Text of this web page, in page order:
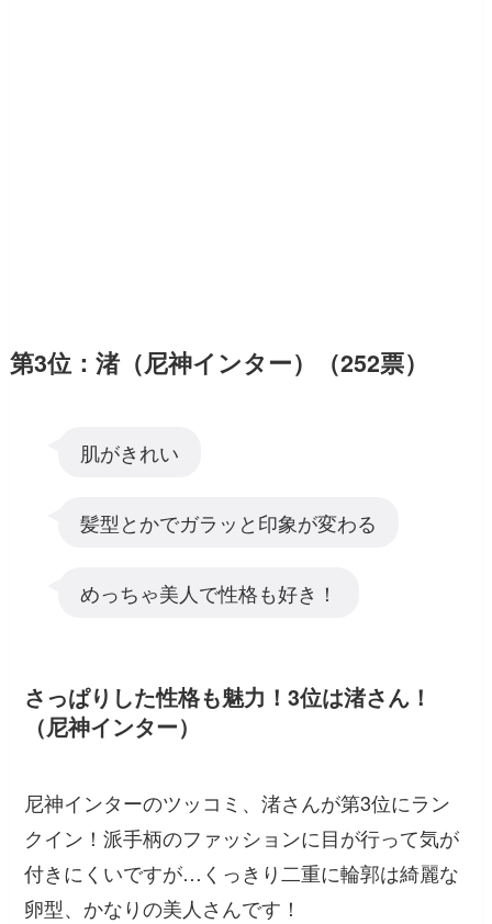
第3位：渚（尼神インター）（252票）
肌がきれい
髪型とかでガラッと印象が変わる
めっちゃ美人で性格も好き！
さっぱりした性格も魅力！3位は渚さん！
（尼神インター）
尼神インターのツッコミ、渚さんが第3位にラン
クイン！派手柄のファッションに目が行って気が
付きにくいですが…くっきり二重に輪郭は綺麗な
卵型、かなりの美人さんです！